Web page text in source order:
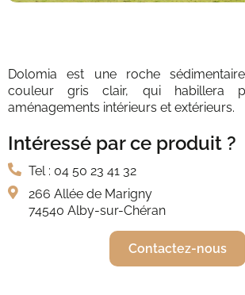
Dolomia est une roche
couleur gris clair, qui habillera
aménagements intérieurs et extérieurs.
Intéressé par ce produit ?
Tel : 04 50 23 41 32
266 Allée de Marigny
74540 Alby-sur-Chéran
Contactez-nous